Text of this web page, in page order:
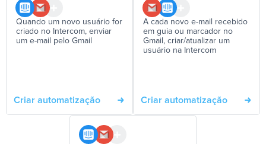
Quando um novo usuário for
criado no Intercom, enviar
um e-mail pelo Gmail
Criar automatização
A cada novo e-mail recebido
em guia ou marcador no
Gmail, criar/atualizar um
usuário na Intercom
Criar automatização